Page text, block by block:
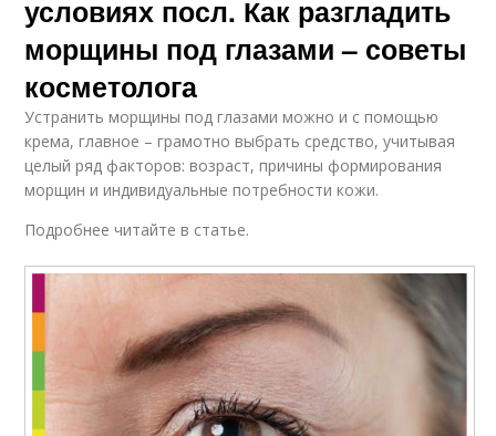
условиях посл. Как разгладить
морщины под глазами – советы
косметолога
Устранить морщины под глазами можно и с помощью
крема, главное – грамотно выбрать средство, учитывая
целый ряд факторов: возраст, причины формирования
морщин и индивидуальные потребности кожи.
Подробнее читайте в статье.